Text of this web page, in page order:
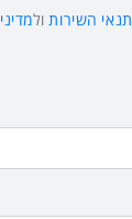
תנאי השירותול